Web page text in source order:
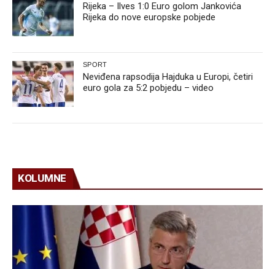
Rijeka – Ilves 1:0 Euro golom Jankovića
Rijeka do nove europske pobjede
SPORT
Neviđena rapsodija Hajduka u Europi, četiri
euro gola za 5:2 pobjedu – video
KOLUMNE